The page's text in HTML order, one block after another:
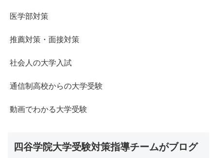
医学部対策
推薦対策・面接対策
社会人の大学入試
通信制高校からの大学受験
動画でわかる大学受験
四谷学院大学受験対策指導チームがブログ